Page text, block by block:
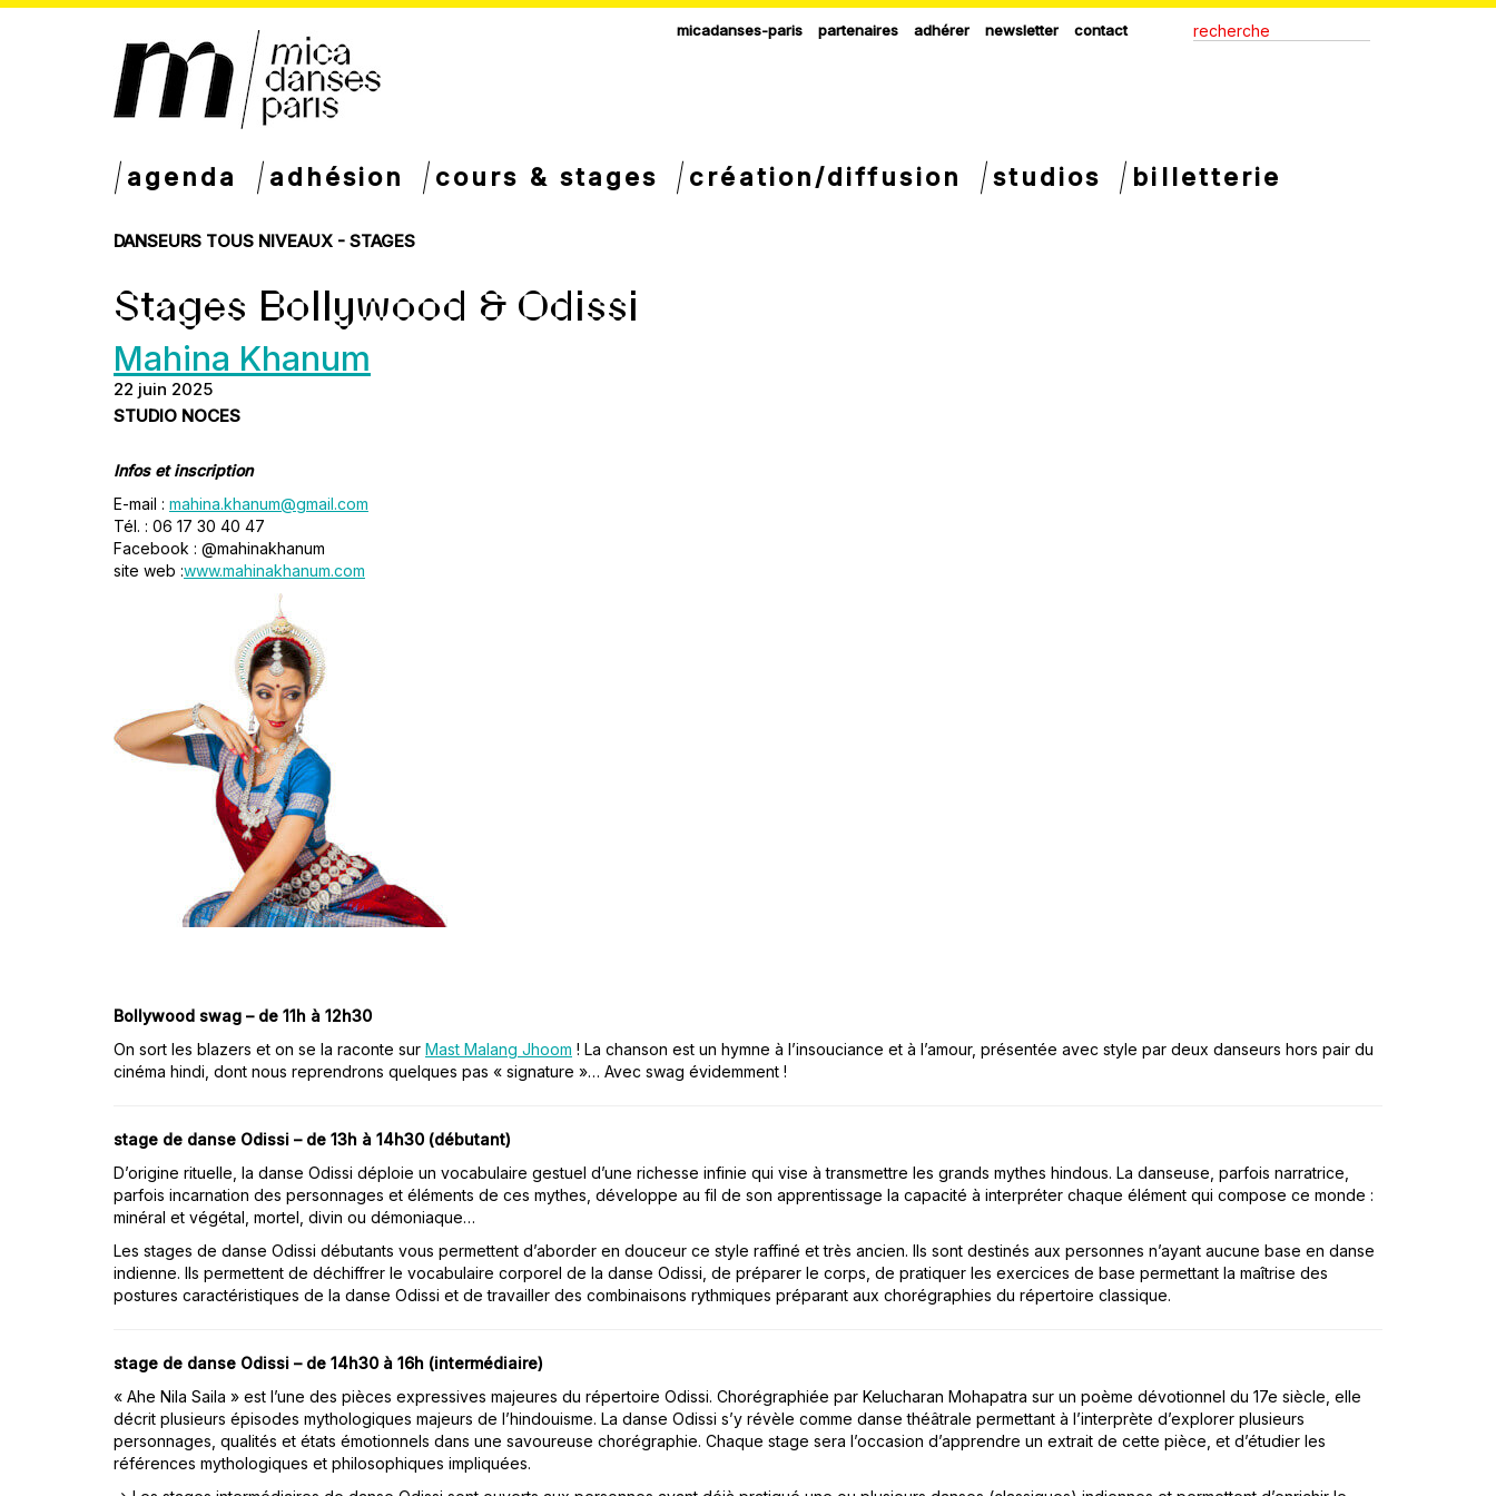
micadanses-paris partenaires adhérer newsletter contact
agenda adhésion cours & stages création/diffusion studios billetterie
DANSEURS TOUS NIVEAUX - STAGES
Stages Bollywood & Odissi
Mahina Khanum
22 juin 2025
STUDIO NOCES
Infos et inscription
E-mail : mahina.khanum@gmail.com
Tél. : 06 17 30 40 47
Facebook : @mahinakhanum
site web :www.mahinakhanum.com
Bollywood swag – de 11h à 12h30
On sort les blazers et on se la raconte sur Mast Malang Jhoom ! La chanson est un hymne à l’insouciance et à l’amour, présentée avec style par deux danseurs hors pair du
cinéma hindi, dont nous reprendrons quelques pas « signature »… Avec swag évidemment !
stage de danse Odissi – de 13h à 14h30 (débutant)
D’origine rituelle, la danse Odissi déploie un vocabulaire gestuel d’une richesse infinie qui vise à transmettre les grands mythes hindous. La danseuse, parfois narratrice,
parfois incarnation des personnages et éléments de ces mythes, développe au fil de son apprentissage la capacité à interpréter chaque élément qui compose ce monde :
minéral et végétal, mortel, divin ou démoniaque…
Les stages de danse Odissi débutants vous permettent d’aborder en douceur ce style raffiné et très ancien. Ils sont destinés aux personnes n’ayant aucune base en danse
indienne. Ils permettent de déchiffrer le vocabulaire corporel de la danse Odissi, de préparer le corps, de pratiquer les exercices de base permettant la maîtrise des
postures caractéristiques de la danse Odissi et de travailler des combinaisons rythmiques préparant aux chorégraphies du répertoire classique.
stage de danse Odissi – de 14h30 à 16h (intermédiaire)
« Ahe Nila Saila » est l’une des pièces expressives majeures du répertoire Odissi. Chorégraphiée par Kelucharan Mohapatra sur un poème dévotionnel du 17e siècle, elle
décrit plusieurs épisodes mythologiques majeurs de l’hindouisme. La danse Odissi s’y révèle comme danse théâtrale permettant à l’interprète d’explorer plusieurs
personnages, qualités et états émotionnels dans une savoureuse chorégraphie. Chaque stage sera l’occasion d’apprendre un extrait de cette pièce, et d’étudier les
références mythologiques et philosophiques impliquées.